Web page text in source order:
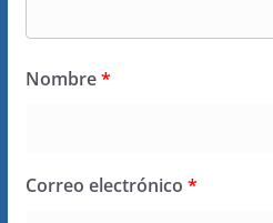
Nombre*
Correo electrónico *